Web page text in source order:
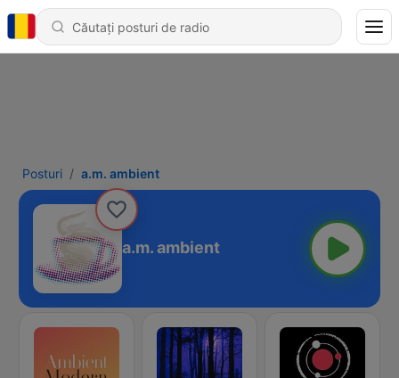
Posturi a.m. ambient
a.m. ambient